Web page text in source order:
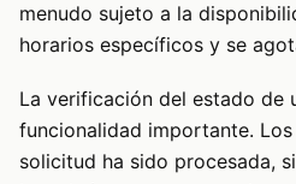
menudo sujeto a la
horarios específicos y se
La verificación del estado de
funcionalidad importante.
solicitud ha sido procesada,